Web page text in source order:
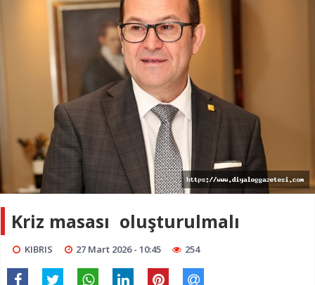
Kriz masası oluşturulmalı
KIBRIS 27 Mart 2026 - 10:45 254